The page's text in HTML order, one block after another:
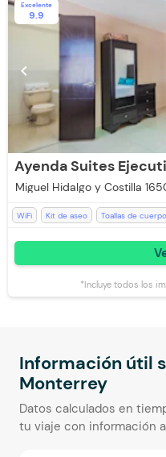
Excelente
9.9
chevron_left
Ayenda Suites
Miguel Hidalgo y Costilla
WiFi Kit de aseo Toallas de cuerpo
Toallas
*Incluye todos los
Información útil
Monterrey
Datos calculados en
tu viaje con información